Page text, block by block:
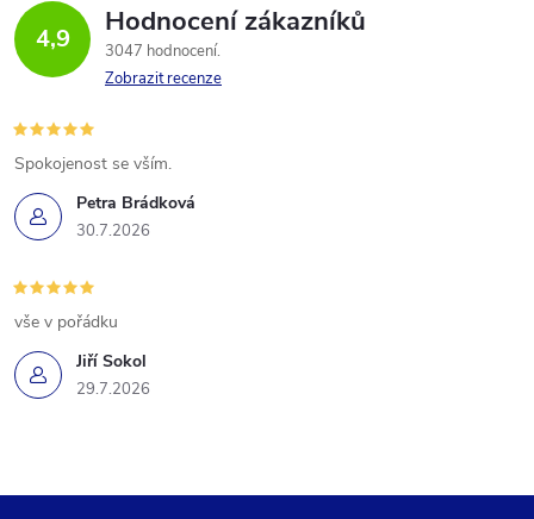
4,9 Hodnocení zákazníků
3047 hodnocení
Zobrazit recenze
Petra Brádková
30.7.2026
Spokojenost se vším.
Jiří Sokol
29.7.2026
vše v pořádku